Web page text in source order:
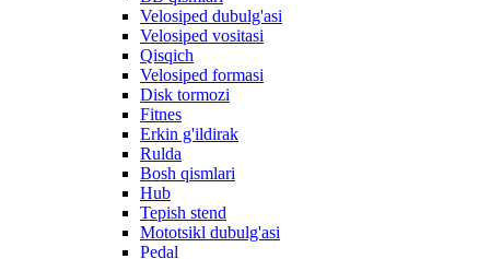
Velosiped dubulg'asi
Velosiped vositasi
Qisqich
Velosiped formasi
Disk tormozi
Fitnes
Erkin g'ildirak
Rulda
Bosh qismlari
Hub
Tepish stend
Mototsikl dubulg'asi
Pedal